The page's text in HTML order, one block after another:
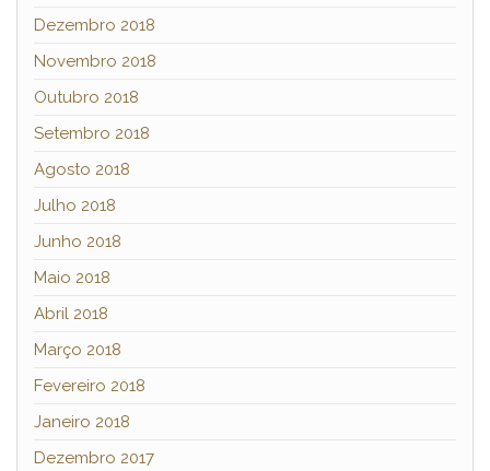
Dezembro 2018
Novembro 2018
Outubro 2018
Setembro 2018
Agosto 2018
Julho 2018
Junho 2018
Maio 2018
Abril 2018
Março 2018
Fevereiro 2018
Janeiro 2018
Dezembro 2017